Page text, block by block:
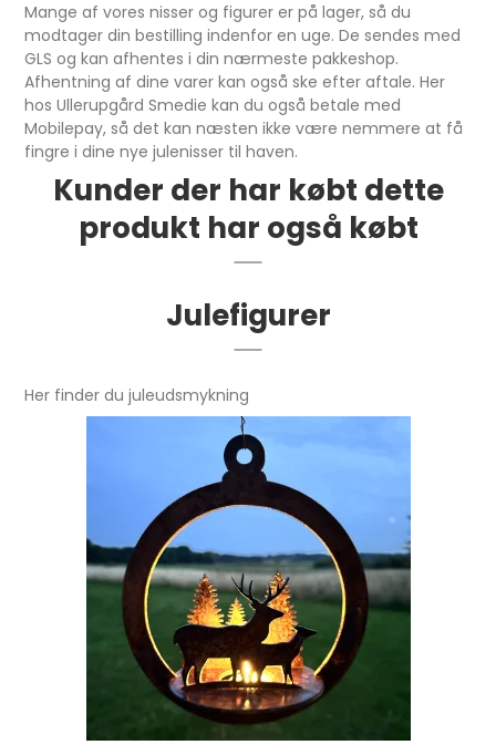
Mange af vores nisser og figurer er på lager, så du
modtager din bestilling indenfor en uge. De sendes med
GLS og kan afhentes i din nærmeste pakkeshop.
Afhentning af dine varer kan også ske efter aftale. Her
hos Ullerupgård Smedie kan du også betale med
Mobilepay, så det kan næsten ikke være nemmere at få
fingre i dine nye julenisser til haven.
Kunder der har købt dette
produkt har også købt
Julefigurer
Her finder du juleudsmykning